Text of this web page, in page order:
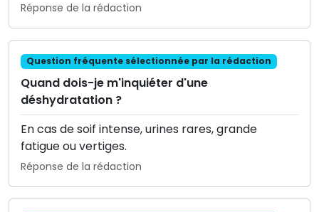
Réponse de la rédaction
Question fréquente sélectionnée par la rédaction
Quand dois-je m'inquiéter d'une
déshydratation ?
En cas de soif intense, urines rares, grande
fatigue ou vertiges.
Réponse de la rédaction